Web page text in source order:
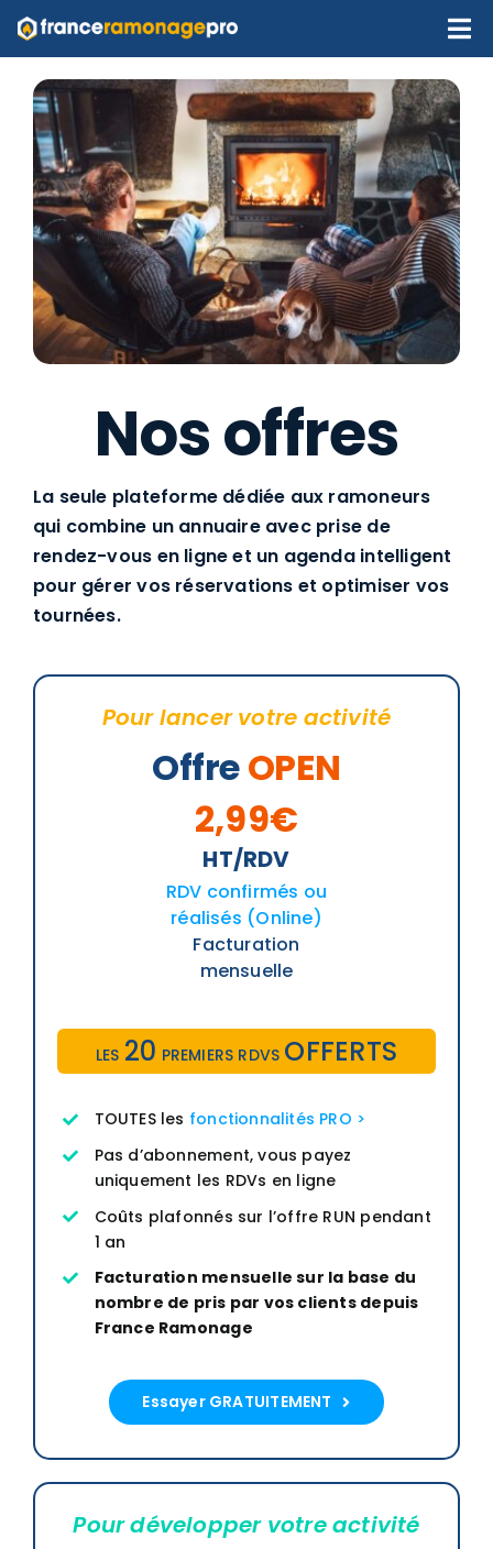
Passer
au
Nos offres
La seule plateforme dédiée aux ramoneurs
qui combine un annuaire avec prise de
rendez-vous en ligne et un agenda intelligent
pour gérer vos réservations et optimiser vos
tournées.
Pour lancer votre activité
OffreOPEN
2,99€
HT/RDV
RDV confirmés ou
réalisés (Online)
Facturation
mensuelle
LES 20 PREMIERS RDVS OFFERTS
TOUTES les fonctionnalités PRO >
Pas d’abonnement, vous payez
uniquement les RDVs en ligne
Coûts plafonnés sur l’offre RUN pendant
1 an
Facturation mensuelle sur la base du
nombre de pris par vos clients depuis
France Ramonage
Essayer GRATUITEMENT
Pour développer votre activité